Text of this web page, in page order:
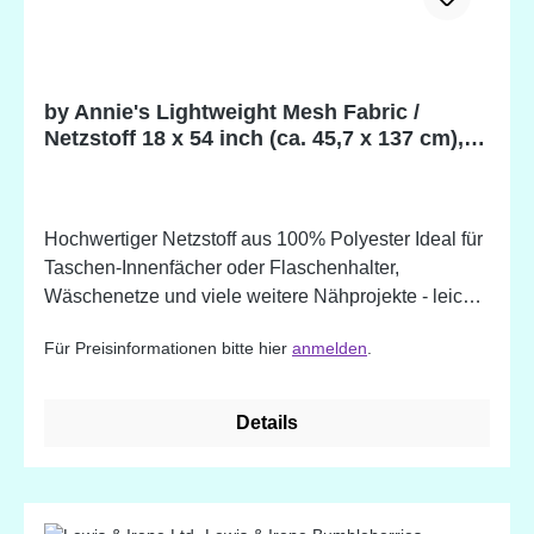
by Annie's Lightweight Mesh Fabric /
Netzstoff 18 x 54 inch (ca. 45,7 x 137 cm),
Hochwertiger Netzstoff aus 100% Polyester Ideal für
Taschen-Innenfächer oder Flaschenhalter,
Wäschenetze und viele weitere Nähprojekte - leicht
Nähten nicht auf - einfach zu nähen -
passend zu den by Annie's Reißverschlüssen!
Für Preisinformationen bitte hier anmelden
Details